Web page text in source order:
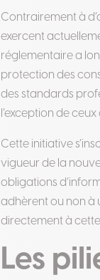
Contrairement à
exercent
réglementaire a
protection des
des standards
l’exception de
Cette initiative
vigueur de la
obligations
adhèrent ou non à
directement à
Les